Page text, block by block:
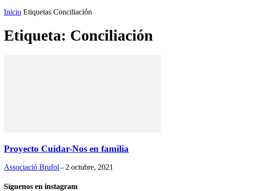
Inicio Etiquetas Conciliación
Etiqueta: Conciliación
Proyecto Cuidar-Nos en familia
Associació Brufol - 2 octubre, 2021
Síguenos en instagram